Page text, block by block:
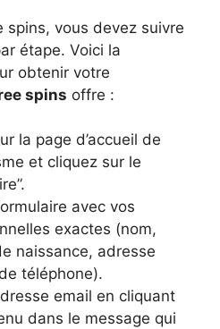
spins, vous devez suivre
étape. Voici la
obtenir votre
spins offre :
la page d’accueil de
et cliquez sur le
avec vos
exactes (nom,
naissance, adresse
téléphone).
email en cliquant
dans le message qui